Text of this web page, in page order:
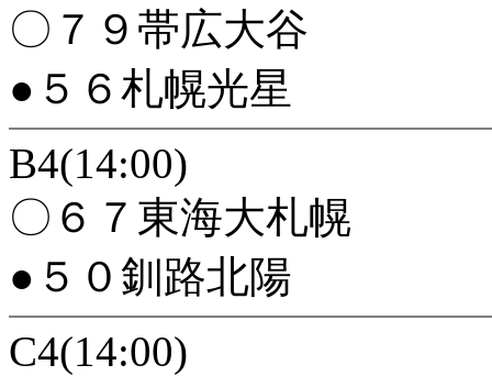
〇７９帯広大谷
●５６札幌光星
B4(14:00)
〇６７東海大札幌
●５０釧路北陽
C4(14:00)